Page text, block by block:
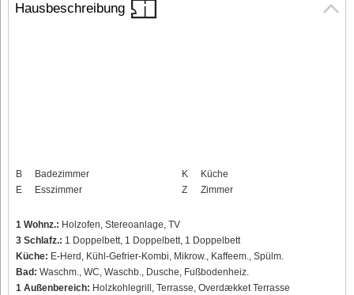
Hausbeschreibung
B
Badezimmer
E
Esszimmer
K
Küche
Z
Zimmer
1 Wohnz.: Holzofen, Stereoanlage, TV
3 Schlafz.: 1 Doppelbett, 1 Doppelbett, 1 Doppelbett
Küche: E-Herd, Kühl-Gefrier-Kombi, Mikrow., Kaffeem., Spülm.
Bad: Waschm., WC, Waschb., Dusche, Fußbodenheiz.
1 Außenbereich: Holzkohlegrill, Terrasse, Overdækket Terrasse